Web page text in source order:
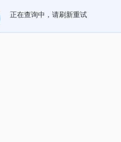
正在查询中，请刷新重试